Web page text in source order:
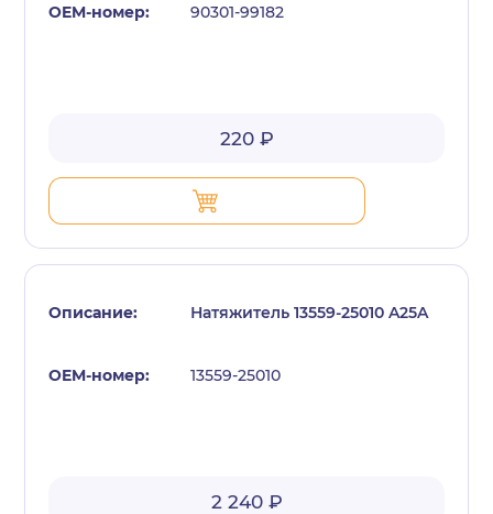
90301-99182
220 ₽
Натяжитель 13559-25010 A25A
13559-25010
2 240 ₽